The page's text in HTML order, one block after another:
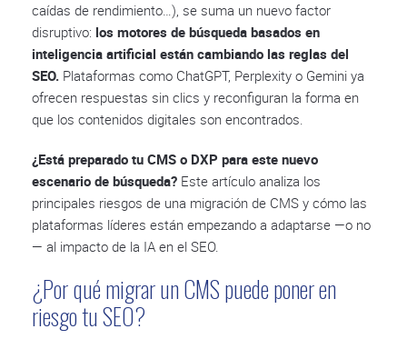
caídas de rendimiento…), se suma un nuevo factor
disruptivo: los motores de búsqueda basados en
inteligencia artificial están cambiando las reglas del
SEO. Plataformas como ChatGPT, Perplexity o Gemini ya
ofrecen respuestas sin clics y reconfiguran la forma en
que los contenidos digitales son encontrados.
¿Está preparado tu CMS o DXP para este nuevo
escenario de búsqueda? Este artículo analiza los
principales riesgos de una migración de CMS y cómo las
plataformas líderes están empezando a adaptarse —o no
— al impacto de la IA en el SEO.
¿Por qué migrar un CMS puede poner en
riesgo tu SEO?